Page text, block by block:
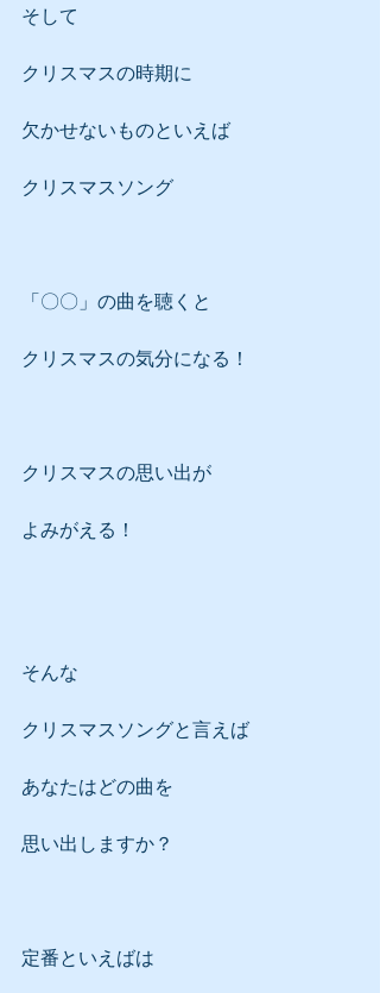
そして
クリスマスの時期に
欠かせないものといえば
クリスマスソング
「〇〇」の曲を聴くと
クリスマスの気分になる！
クリスマスの思い出が
よみがえる！
そんな
クリスマスソングと言えば
あなたはどの曲を
思い出しますか？
定番といえばは